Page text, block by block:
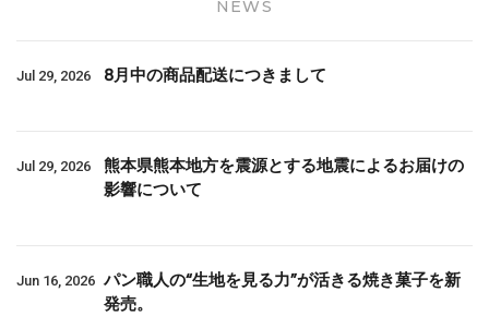
NEWS
Jul 29, 2026 8月中の商品配送につきまして
Jul 29, 2026
熊本県熊本地方を震源とする地震によるお届けの
影響について
Jun 16, 2026 パン職人の“生地を見る力”が活きる焼き菓子を新
発売。